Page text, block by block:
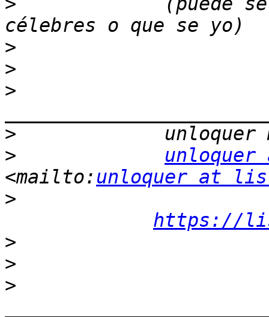
>
>
>
>
>
<mailto: unloquer at
>
https://
>
>
>